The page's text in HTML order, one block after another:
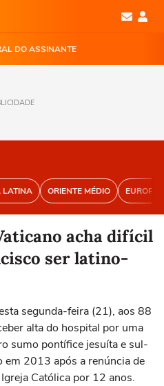
DO ASSINANTE
LATINA ORIENTE MÉDIO EUROPA
acha difícil
ser latino-
segunda-feira (21), aos 88
alta do hospital por uma
sumo pontífice jesuíta e sul-
em 2013 após a renúncia de
Católica por 12 anos.